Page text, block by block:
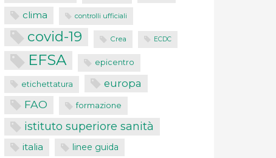
clima controlli ufficiali
covid-19 Crea ECDC
EFSA epicentro
etichettatura europa
FAO formazione
istituto superiore sanità
italia linee guida